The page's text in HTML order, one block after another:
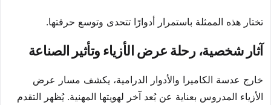
تختار هذه الممثلة باستمرار أدوارًا تتحدى وتوسع حرفتها.
آثار شخصية، رحلة عرض الأزياء وتأثير الصناعة
خارج عدسة الكاميرا والأدوار الدرامية، يكشف مسار عرض
الأزياء المدروس بعناية عن بُعد آخر لهويتها المهنية. يُظهر التقدم